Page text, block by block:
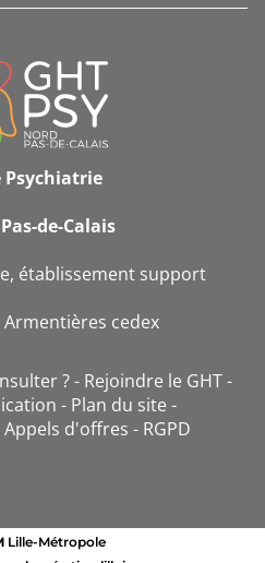
Lille-Métropole
Psychiatrie
de-Calais
établissement support
Armentières cedex
?
Rejoindre le GHT
Plan du site
Appels d'offres RGPD